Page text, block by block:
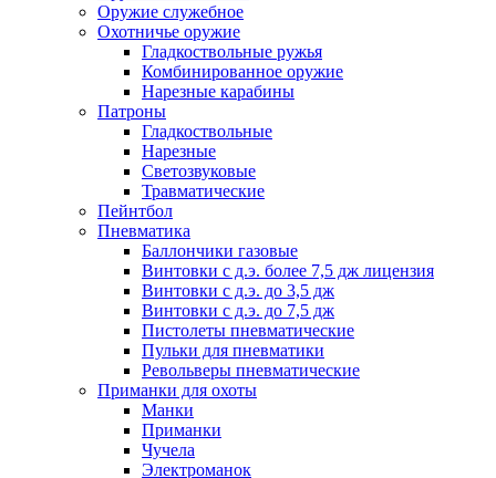
Оружие служебное
Охотничье оружие
Гладкоствольные ружья
Комбинированное оружие
Нарезные карабины
Патроны
Гладкоствольные
Нарезные
Светозвуковые
Травматические
Пейнтбол
Пневматика
Баллончики газовые
Винтовки с д.э. более 7,5 дж лицензия
Винтовки с д.э. до 3,5 дж
Винтовки с д.э. до 7,5 дж
Пистолеты пневматические
Пульки для пневматики
Револьверы пневматические
Приманки для охоты
Манки
Приманки
Чучела
Электроманок